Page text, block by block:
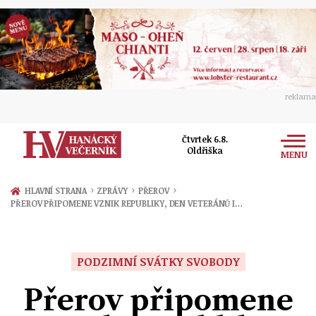
reklama
Čtvrtek 6.8.
Oldřiška
MENU
Zprávy
Přerov
Ekonomika
Ženy
Sport
HLAVNÍ STRANA › ZPRÁVY › PŘEROV ›
PŘEROV PŘIPOMENE VZNIK REPUBLIKY, DEN VETERÁNŮ I…
PODZIMNÍ SVÁTKY SVOBODY
Přerov připomene